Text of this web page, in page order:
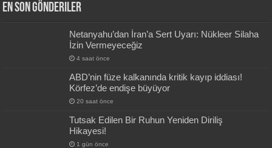
En Son Gönderiler
Netanyahu’dan İran’a Sert Uyarı: Nükleer Silaha
İzin Vermeyeceğiz
4 saat önce
ABD’nin füze kalkanında kritik kayıp iddiası!
Körfez’de endişe büyüyor
20 saat önce
Tutsak Edilen Bir Ruhun Yeniden Diriliş
Hikayesi!
1 gün önce